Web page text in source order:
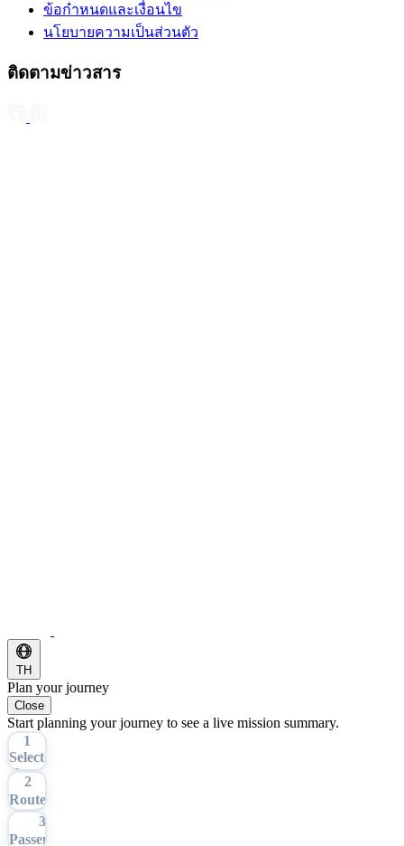
ข้อกำหนดและเงื่อนไข
นโยบายความเป็นส่วนตัว
ติดตามข่าวสาร
TH
Plan your journey
Close
Start planning your journey to see a live mission summary.
1
Select
Tour
2
Route
3
Passengers